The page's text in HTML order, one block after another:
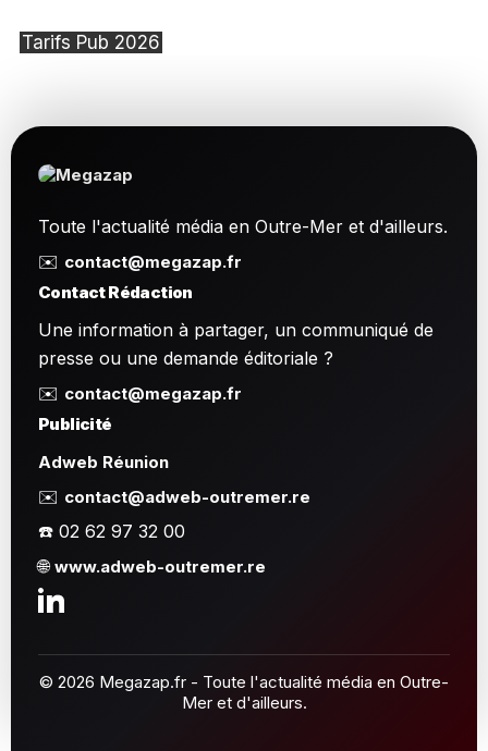
Tarifs Pub 2026
Toute l'actualité média en Outre-Mer et d'ailleurs.
✉️ contact@megazap.fr
Contact Rédaction
Une information à partager, un communiqué de
presse ou une demande éditoriale ?
✉️ contact@megazap.fr
Publicité
Adweb Réunion
✉️ contact@adweb-outremer.re
☎️ 02 62 97 32 00
🌐www.adweb-outremer.re
© 2026 Megazap.fr - Toute l'actualité média en Outre-
Mer et d'ailleurs.